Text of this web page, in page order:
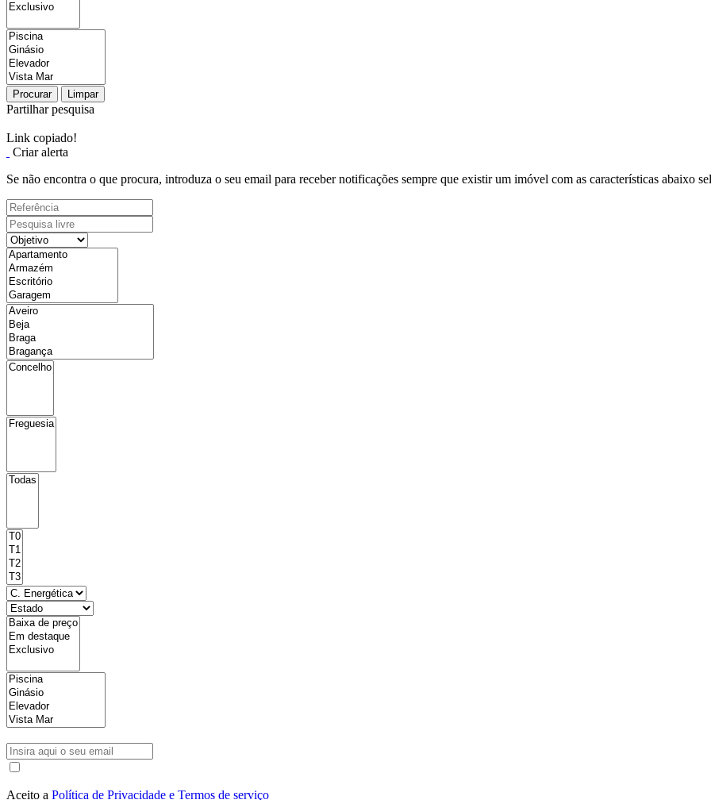
Procurar Limpar
Partilhar pesquisa
Link copiado!
Criar alerta
Se não encontra o que procura, introduza o seu email para receber notificações sempre que existir um imóvel com as características abaixo
Aceito a Política de Privacidade e Termos de serviço